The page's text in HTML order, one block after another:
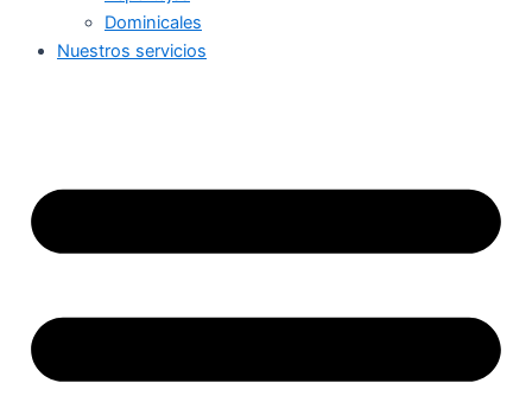
Dominicales
Nuestros servicios